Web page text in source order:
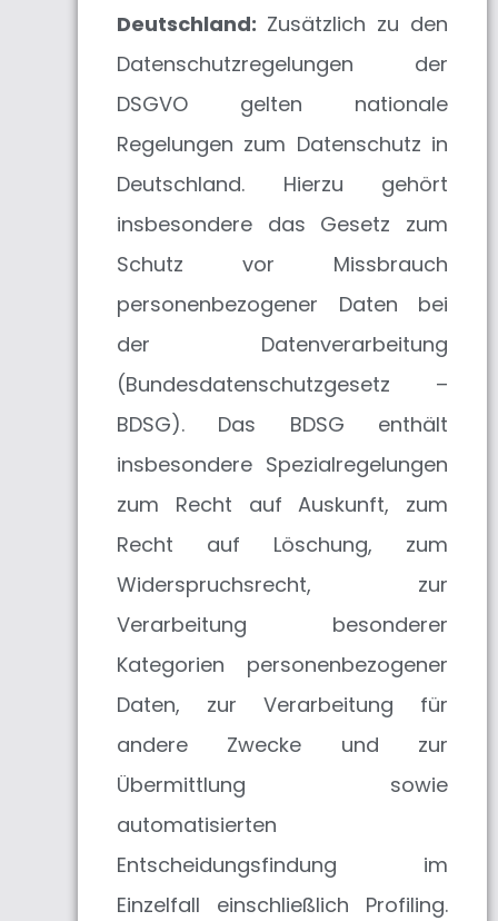
Deutschland: Zusätzlich zu den
Datenschutzregelungen der
DSGVO gelten nationale
Regelungen zum Datenschutz in
Deutschland. Hierzu gehört
insbesondere das Gesetz zum
Schutz vor Missbrauch
personenbezogener Daten bei
der Datenverarbeitung
(Bundesdatenschutzgesetz –
BDSG). Das BDSG enthält
insbesondere Spezialregelungen
zum Recht auf Auskunft, zum
Recht auf Löschung, zum
Widerspruchsrecht, zur
Verarbeitung besonderer
Kategorien personenbezogener
Daten, zur Verarbeitung für
andere Zwecke und zur
Übermittlung sowie
automatisierten
Entscheidungsfindung im
Einzelfall einschließlich Profiling.